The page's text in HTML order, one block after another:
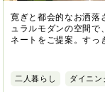
寛ぎと都会的なお洒落
ュラルモダンの空間で
ネートをご提案。すっ
二人暮らし ダイニン